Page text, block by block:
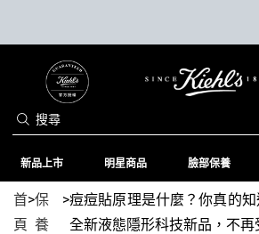
搜尋
Main content
新品上市 明星商品 臉部保養
首
頁
>保
養
>痘痘貼原理是什麼？你真的
全新液態隱形科技新品，不